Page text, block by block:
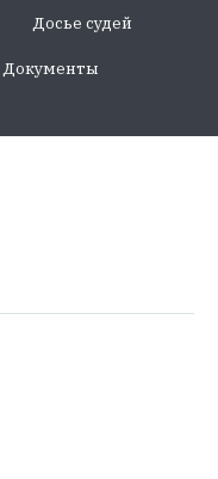
Досье судей
Документы